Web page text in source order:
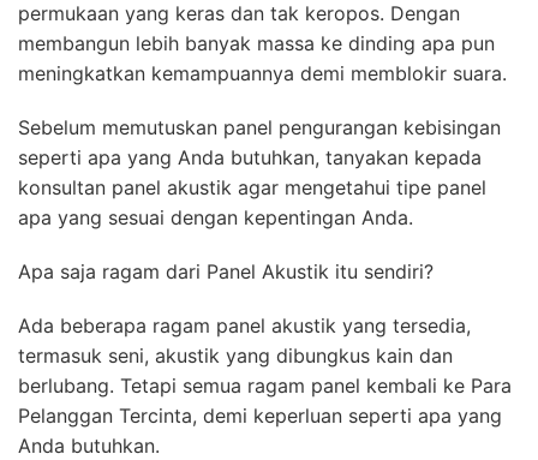
permukaan yang keras dan tak keropos. Dengan
membangun lebih banyak massa ke dinding apa pun
meningkatkan kemampuannya demi memblokir suara.
Sebelum memutuskan panel pengurangan kebisingan
seperti apa yang Anda butuhkan, tanyakan kepada
konsultan panel akustik agar mengetahui tipe panel
apa yang sesuai dengan kepentingan Anda.
Apa saja ragam dari Panel Akustik itu sendiri?
Ada beberapa ragam panel akustik yang tersedia,
termasuk seni, akustik yang dibungkus kain dan
berlubang. Tetapi semua ragam panel kembali ke Para
Pelanggan Tercinta, demi keperluan seperti apa yang
Anda butuhkan.